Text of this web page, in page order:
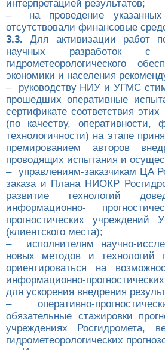
интерпретацией результатов;
– на проведение указанных
отсутствовали финансовые
3.3. Для активизации работ
научных разработок с
гидрометеорологического
экономики и населения
– руководству НИУ и УГМС
прошедших оперативные
сертификате соответствия
(по качеству, оперативности,
технологичности) на этапе
премированием авторов
проводящих испытания и
– управлениям-заказчикам ЦА
заказа и Плана НИОКР
развитие технологий
информационно-
прогностических
(клиентского места);
– исполнителям научно-
новых методов и технологий
ориентироваться на
информационно-
для ускорения внедрения
– оперативно-
обязательные стажировки
учреждениях Росгидромета,
гидрометеорологических